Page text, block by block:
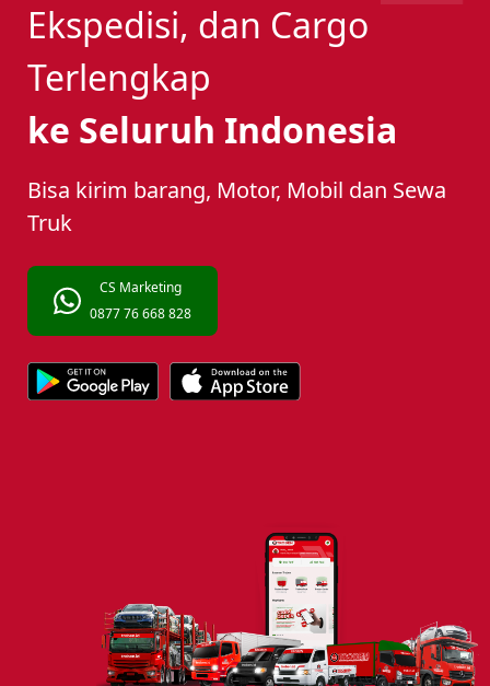
Ekspedisi, dan Cargo
Terlengkap
ke Seluruh Indonesia
Bisa kirim barang, Motor, Mobil dan Sewa
Truk
CS Marketing
0877 76 668 828